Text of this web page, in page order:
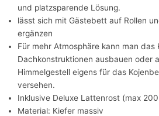
und platzsparende Lösung.
lässt sich mit Gästebett auf Rollen
ergänzen
Für mehr Atmosphäre kann man das
Dachkonstruktionen ausbauen oder
Himmelgestell eigens für das
versehen.
Inklusive Deluxe Lattenrost (max
Material: Kiefer massiv